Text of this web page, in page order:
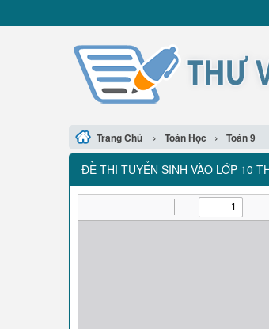
Trang Chủ › Toán Học › Toán 9
ĐỀ THI TUYỂN SINH VÀO LỚP 10